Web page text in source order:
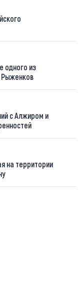
одного из
Рыженков
с Алжиром и
на территории